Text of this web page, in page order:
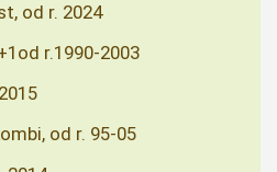
od r. 2024
r.1990-2003
od r. 95-05